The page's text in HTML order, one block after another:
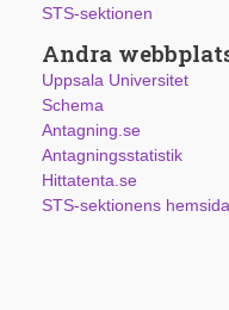
STS-sektionen
Andra
Uppsala Universitet
Schema
Antagning.se
Antagningsstatistik
Hittatenta.se
STS-sektionens hemsida